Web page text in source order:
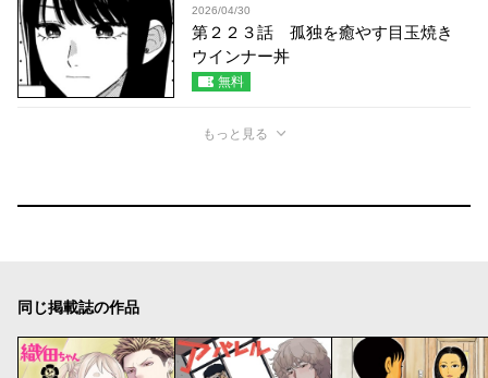
2026/04/30
第２２３話 孤独を癒やす目玉焼き
ウインナー丼
無料
もっと見る
同じ掲載誌の作品